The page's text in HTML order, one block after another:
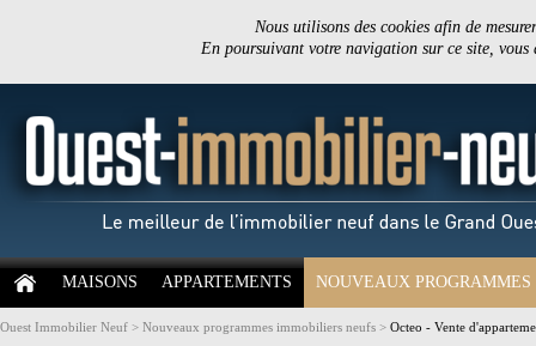
Nous utilisons des cookies afin de
En poursuivant votre navigation sur ce site,
MAISONS APPARTEMENTS NOUVEAUX PROGRAMMES
Ouest Immobilier Neuf > Nouveaux programmes immobiliers neufs > Octeo - Vente